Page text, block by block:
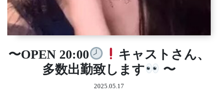
〜OPEN 20:00
キャストさん、
多数出勤致します
〜
2025.05.17